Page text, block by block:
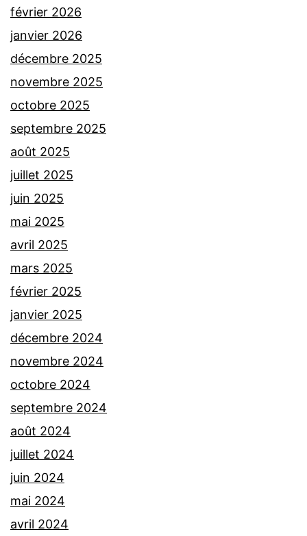
février 2026
janvier 2026
décembre 2025
novembre 2025
octobre 2025
septembre 2025
août 2025
juillet 2025
juin 2025
mai 2025
avril 2025
mars 2025
février 2025
janvier 2025
décembre 2024
novembre 2024
octobre 2024
septembre 2024
août 2024
juillet 2024
juin 2024
mai 2024
avril 2024